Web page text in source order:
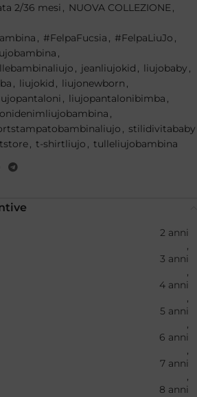
2/36 mesi , NUOVA COLLEZIONE,
, #FelpaFucsia , #FelpaLiuJo ,
,
, jeanliujokid , liujobaby ,
, liujokid , liujonewborn ,
, liujopantalonibimba ,
,
, stilidivitababy
, t-shirtliujo , tulleliujobambina
2 anni
,
3 anni
,
4 anni
,
5 anni
,
6 anni
,
7 anni
,
8 anni